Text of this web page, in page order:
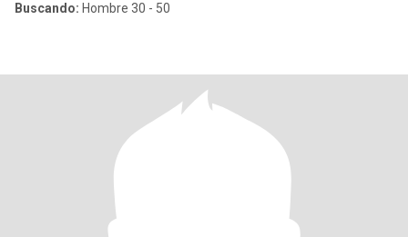
Buscando: Hombre 30 - 50